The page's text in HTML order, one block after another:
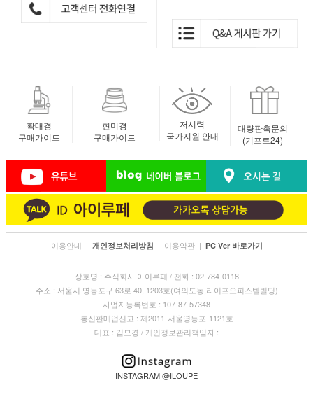
확대경
구매가이드
현미경
구매가이드
저시력
국가지원 안내
대량판촉문의
(기프트24)
이용안내 | 개인정보처리방침 | 이용약관 | PC Ver 바로가기
상호명 : 주식회사 아이루페 / 전화 : 02-784-0118
주소 : 서울시 영등포구 63로 40, 1203호(여의도동,라이프오피스텔빌딩)
사업자등록번호 : 107-87-57348
통신판매업신고 : 제2011-서울영등포-1121호
대표 : 김묘경 / 개인정보관리책임자 :
INSTAGRAM @ILOUPE